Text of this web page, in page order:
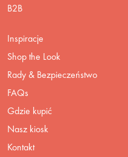
B2B
Inspiracje
Shop the Look
Rady & Bezpieczeństwo
FAQs
Gdzie kupić
Nasz kiosk
Kontakt